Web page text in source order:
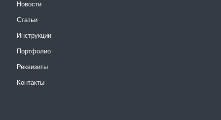
Новости
Статьи
Инструкции
Портфолио
Реквизиты
Контакты